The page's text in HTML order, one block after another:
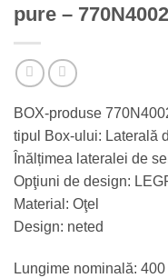
pure –
BOX-produse
tipul Box-ului: Laterală
Înălțimea lateralei de
Opţiuni de design:
Material: Oţel
Design: neted
Lungime nominală: 400